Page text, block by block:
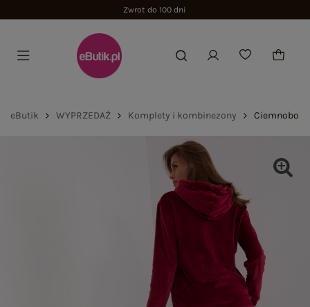
Zwrot do 100 dni
eButik WYPRZEDAŻ Komplety i kombinezony